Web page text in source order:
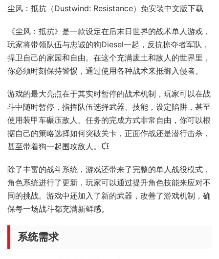
尘风：抵抗（Dustwind: Resistance）免安装中文版下载
《尘风：抵抗》是一款设定在后末日世界的战术单人游戏，
玩家将带领队伍与忠诚的狗Diesel一起，反抗掠夺者军队，
捍卫自己的家园和自由。在这个充满废土和敌人的世界里，
你必须时刻保持警惕，通过使用各种战术来抵御入侵者。
游戏的最大亮点在于其实时暂停的战术机制，玩家可以在战
斗中随时暂停，指挥队伍选择武器、技能，设定陷阱，甚至
使用装甲车碾压敌人。任务的完成方式非常自由，你可以根
据自己的策略选择如何突破关卡，正面作战还是潜行击杀，
甚至带着狗一起围攻敌人。💥
除了丰富的战斗系统，游戏还带来了完整的单人战役模式，
角色系统进行了更新，玩家可以通过提升角色技能来应对不
同的挑战。游戏中还加入了新的武器，改善了游戏机制，确
保每一场战斗都充满新鲜感。
系统需求